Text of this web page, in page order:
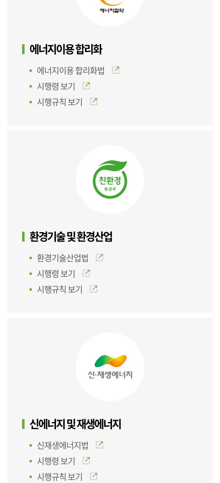
에너지이용 합리화
에너지이용 합리화법
시행령 보기
시행규칙 보기
환경기술 및 환경산업
환경기술산업법
시행령 보기
시행규칙 보기
신에너지 및 재생에너지
신재생에너지법
시행령 보기
시행규칙 보기